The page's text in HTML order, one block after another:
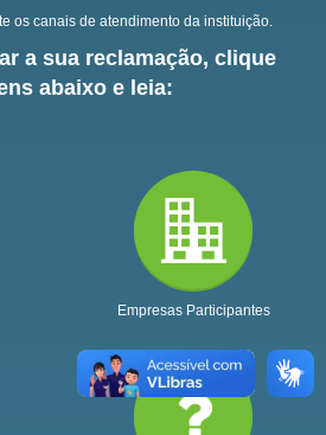
os canais de atendimento da instituição.
a sua reclamação, clique
abaixo e leia:
Empresas Participantes